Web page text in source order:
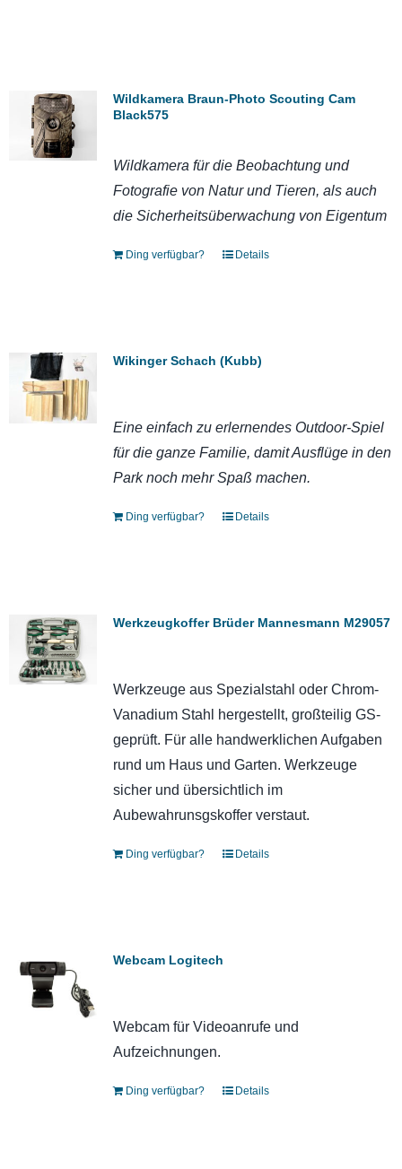
Wildkamera Braun-Photo Scouting Cam
Black575
Wildkamera für die Beobachtung und
Fotografie von Natur und Tieren, als auch
die Sicherheitsüberwachung von Eigentum
Ding verfügbar? Details
Wikinger Schach (Kubb)
Eine einfach zu erlernendes Outdoor-Spiel
für die ganze Familie, damit Ausflüge in den
Park noch mehr Spaß machen.
Ding verfügbar? Details
Werkzeugkoffer Brüder Mannesmann M29057
Werkzeuge aus Spezialstahl oder Chrom-
Vanadium Stahl hergestellt, großteilig GS-
geprüft. Für alle handwerklichen Aufgaben
rund um Haus und Garten. Werkzeuge
sicher und übersichtlich im
Aubewahrunsgskoffer verstaut.
Ding verfügbar? Details
Webcam Logitech
Webcam für Videoanrufe und
Aufzeichnungen.
Ding verfügbar? Details